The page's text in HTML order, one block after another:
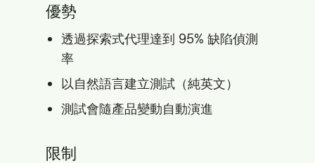
優勢
透過探索式代理達到 95% 缺陷偵測
率
以自然語言建立測試（純英文）
測試會隨產品變動自動演進
限制